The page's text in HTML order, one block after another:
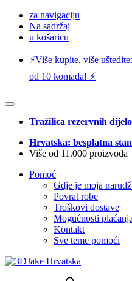
za navigaciju
Na sadržaj
u košaricu
⚡️Više kupite, više
od 10 komada! ⚡️
Tražilica rezervnih
Hrvatska: besplatna
Više od 11.000 proizvoda
Pomoć
Gdje je moja
Povrat robe
Troškovi dostave
Mogućnosti plaćanja
Kontakt
Sve teme pomoći